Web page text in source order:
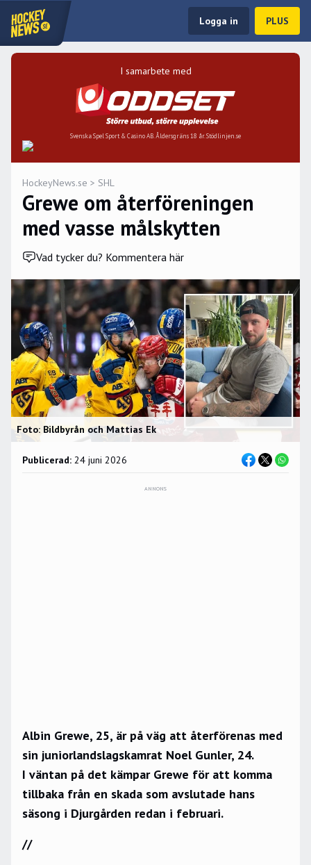
Logga in PLUS
I samarbete med
Svenska Spel Sport & Casino AB. Åldersgräns 18 år. Stödlinjen.se
HockeyNews.se > SHL
Grewe om återföreningen
med vasse målskytten
Vad tycker du? Kommentera här
Foto: Bildbyrån och Mattias Ek
Publicerad: 24 juni 2026
ANNONS
Albin Grewe, 25, är på väg att återförenas med
sin juniorlandslagskamrat Noel Gunler, 24.
I väntan på det kämpar Grewe för att komma
tillbaka från en skada som avslutade hans
säsong i Djurgården redan i februari.
//